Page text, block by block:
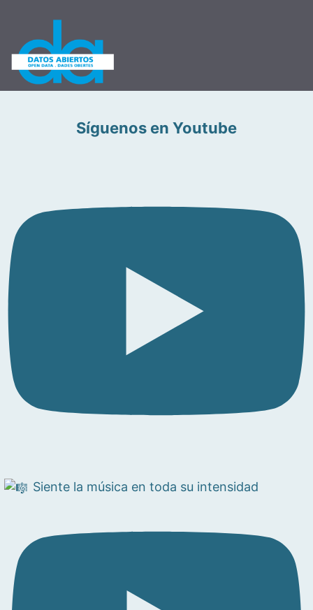
Síguenos en Youtube
Siente la música en toda su intensidad